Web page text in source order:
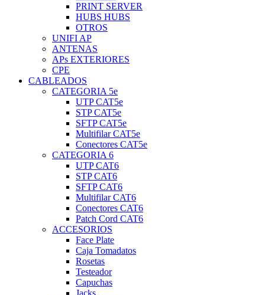
PRINT SERVER
HUBS HUBS
OTROS
UNIFI AP
ANTENAS
APs EXTERIORES
CPE
CABLEADOS
CATEGORIA 5e
UTP CAT5e
STP CAT5e
SFTP CAT5e
Multifilar CAT5e
Conectores CAT5e
CATEGORIA 6
UTP CAT6
STP CAT6
SFTP CAT6
Multifilar CAT6
Conectores CAT6
Patch Cord CAT6
ACCESORIOS
Face Plate
Caja Tomadatos
Rosetas
Testeador
Capuchas